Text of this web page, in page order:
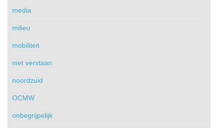
media
milieu
mobiliteit
niet verstaan
noordzuid
OCMW
onbegrijpelijk